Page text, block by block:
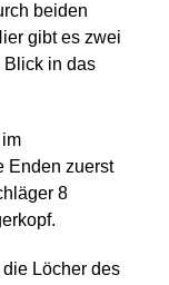
beiden
gibt es zwei
Blick in das
Enden zuerst
8
Löcher des